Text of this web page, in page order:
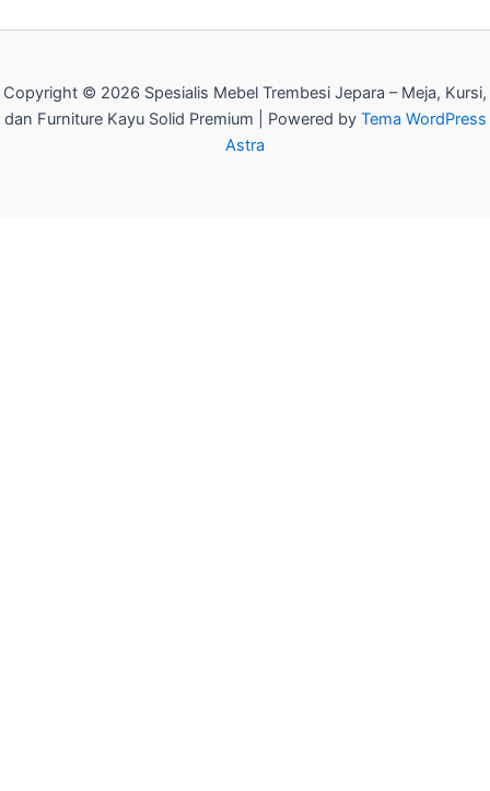
Copyright © 2026 Spesialis Mebel Trembesi Jepara – Meja, Kursi,
dan Furniture Kayu Solid Premium | Powered by Tema WordPress
Astra